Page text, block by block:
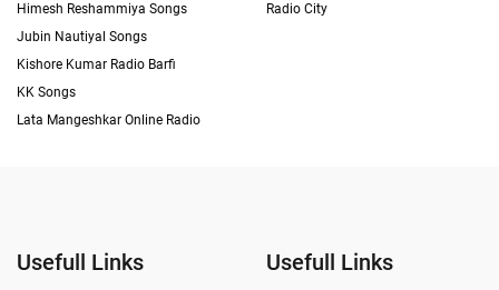
Himesh Reshammiya Songs
Jubin Nautiyal Songs
Kishore Kumar Radio Barfi
KK Songs
Lata Mangeshkar Online Radio
Radio City
Usefull Links Usefull Links